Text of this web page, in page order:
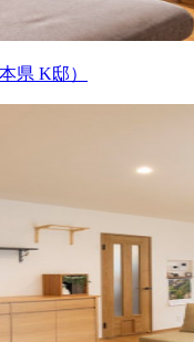
県 K邸）